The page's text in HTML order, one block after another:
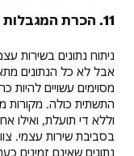
11. הכרת המגבלות שבניתוח נתונים בשירות עצמי
ניתוח נתונים בשירות
אבל לא כל הנתונים
מסוימים עשויים
התשתית כולה. מקורות
וללא די תועלת, ואילו
בסביבת שירות עצמי.
נתונים שאינם זמינים